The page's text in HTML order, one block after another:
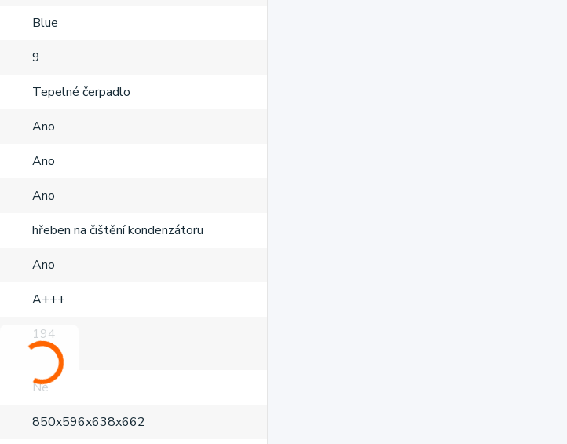
Blue
9
Tepelné čerpadlo
Ano
Ano
Ano
hřeben na čištění kondenzátoru
Ano
A+++
194
Ne
850x596x638x662